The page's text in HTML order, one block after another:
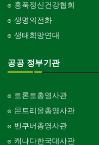
홍푹정신건강협회
생명의전화
생태희망연대
공공 정부기관
토론토총영사관
몬트리올총영사관
벤쿠버총영사관
캐나다한국대사관